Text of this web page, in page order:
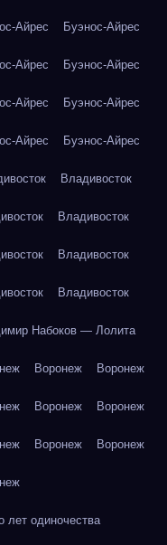
Айрес Буэнос-Айрес
Айрес Буэнос-Айрес
Айрес Буэнос-Айрес
Айрес Буэнос-Айрес
Владивосток
Владивосток
Владивосток
Владивосток
Набоков — Лолита
Воронеж Воронеж
Воронеж Воронеж
Воронеж Воронеж
лет одиночества